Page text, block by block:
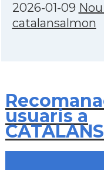
2026-01-09
catalansalmon
usuaris a